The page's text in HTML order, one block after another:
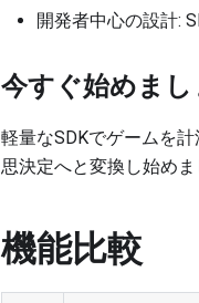
開発者中心の設計:
今すぐ始めまし
軽量なSDKでゲームを
思決定へと変換し始めま
機能比較